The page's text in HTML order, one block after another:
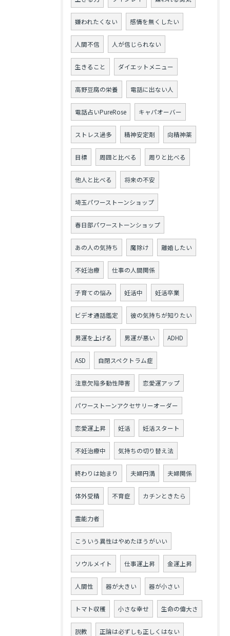
嫌われたくない 感情を無くしたい
人間不信 人が信じられない
生きること ダイエットメニュー
高野豆腐の栄養 電話に出ない人
電話占いPureRose キャパオーバー
ストレス過多 精神安定剤 向精神薬
目標 周囲と比べる 周りと比べる
他人と比べる 将来の不安
埼玉パワーストーンショップ
春日部パワーストーンショップ
あの人の気持ち 魔除け 離婚したい
不妊治療 仕事の人間関係
子育ての悩み 妊活中 妊活卒業
ビデオ通話鑑定 彼の気持ちが知りたい
男運を上げる 男運が悪い ADHD
ASD 自閉スペクトラム症
注意欠陥多動性障害 恋愛運アップ
パワーストーンアクセサリーオーダー
恋愛運上昇 妊活 妊活スタート
不妊治療中 気持ちの切り替え法
終わりは始まり 夫婦円満 夫婦関係
体外受精 不育症 カチンときたら
霊能力者
こういう異性はやめたほうがいい
ソウルメイト 仕事運上昇 金運上昇
人間性 器が大きい 器が小さい
トマト収穫 小さな幸せ 生命の偉大さ
説教 正論は必ずしも正しくはない